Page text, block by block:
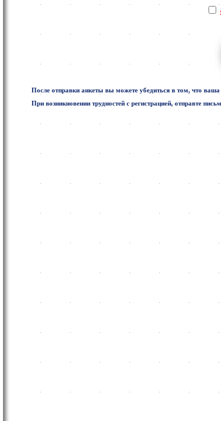
После отправки анкеты вы можете убедиться в том, что
При возникновении трудностей с регистрацией, отправте